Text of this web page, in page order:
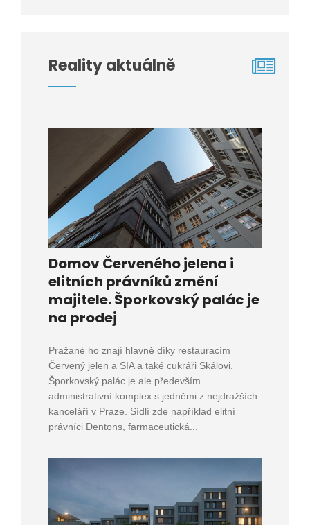
Reality aktuálně
Domov Červeného jelena i
elitních právníků změní
majitele. Šporkovský palác je
na prodej
Pražané ho znají hlavně díky restauracím
Červený jelen a SIA a také cukráři Skálovi.
Šporkovský palác je ale především
administrativní komplex s jedněmi z nejdražších
kanceláří v Praze. Sídlí zde například elitní
právníci Dentons, farmaceutická...